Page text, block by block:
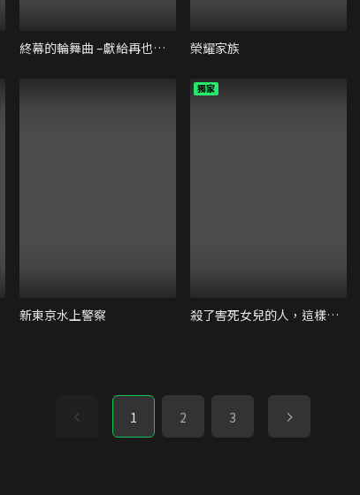
終幕的輪舞曲 –獻給再也無法見面的你– 榮耀家族
新東京水上警察
獨家
殺了害死女兒的人，這樣的我有罪嗎？
1 2 3